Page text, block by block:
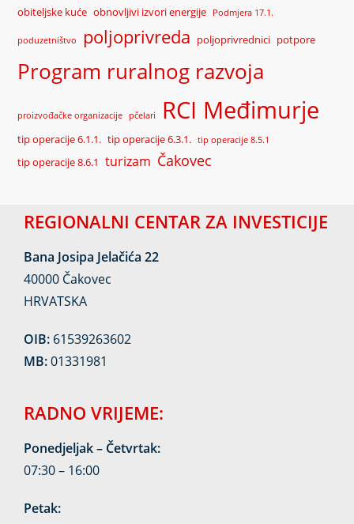
obiteljske kuće obnovljivi izvori energije Podmjera 17.1.
poduzetništvo poljoprivreda poljoprivrednici potpore
Program ruralnog razvoja
proizvođačke organizacije pčelari RCI Međimurje
tip operacije 6.1.1. tip operacije 6.3.1. tip operacije 8.5.1
tip operacije 8.6.1 turizam Čakovec
REGIONALNI CENTAR ZA INVESTICIJE
Bana Josipa Jelačića 22
40000 Čakovec
HRVATSKA
OIB: 61539263602
MB:01331981
RADNO VRIJEME:
Ponedjeljak – Četvrtak:
07:30 – 16:00
Petak: